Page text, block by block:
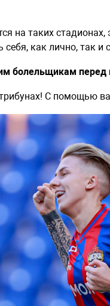
на таких
себя, как лично, так и
болельщикам перед
С помощью